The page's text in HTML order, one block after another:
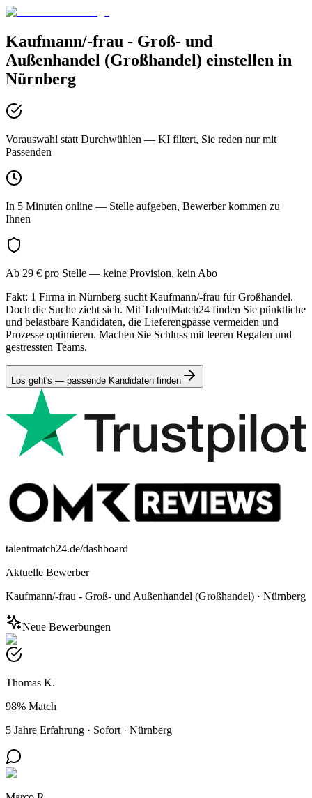
Kaufmann/-frau - Groß- und
Außenhandel (Großhandel) einstellen in
Nürnberg
Vorauswahl statt Durchwühlen — KI filtert, Sie reden nur mit
Passenden
In 5 Minuten online — Stelle aufgeben, Bewerber kommen zu
Ihnen
Ab 29 € pro Stelle — keine Provision, kein Abo
Fakt: 1 Firma in Nürnberg sucht Kaufmann/-frau für Großhandel.
Doch die Suche zieht sich. Mit TalentMatch24 finden Sie pünktliche
und belastbare Kandidaten, die Lieferengpässe vermeiden und
Prozesse optimieren. Machen Sie Schluss mit leeren Regalen und
gestressten Teams.
Los geht's — passende Kandidaten finden
talentmatch24.de/dashboard
Aktuelle Bewerber
Kaufmann/-frau - Groß- und Außenhandel (Großhandel) · Nürnberg
Neue Bewerbungen
Thomas K.
98% Match
5 Jahre Erfahrung · Sofort · Nürnberg